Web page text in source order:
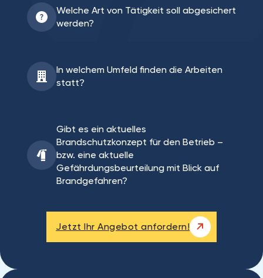
Welche Art von Tätigkeit soll abgesichert
werden?
In welchem Umfeld finden die Arbeiten
statt?
Gibt es ein aktuelles
Brandschutzkonzept für den Betrieb –
bzw. eine aktuelle
Gefährdungsbeurteilung mit Blick auf
Brandgefahren?
Jetzt Ihr Angebot anfordern!